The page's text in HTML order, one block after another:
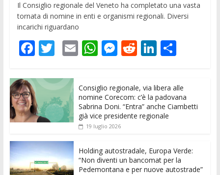
Il Consiglio regionale del Veneto ha completato una vasta
tornata di nomine in enti e organismi regionali. Diversi
incarichi riguardano
F
e
b
o
o
k
T
itt
er
E
l
W
at
s
A
p
M
e
n
g
R
di
t
Li
k
e
dI
C
n
di
vi
Consiglio regionale, via libera alle
nomine Corecom: c’è la padovana
Sabrina Doni. “Entra” anche Ciambetti
già vice presidente regionale
19 luglio 2026
Holding autostradale, Europa Verde:
“Non diventi un bancomat per la
Pedemontana e per nuove autostrade”